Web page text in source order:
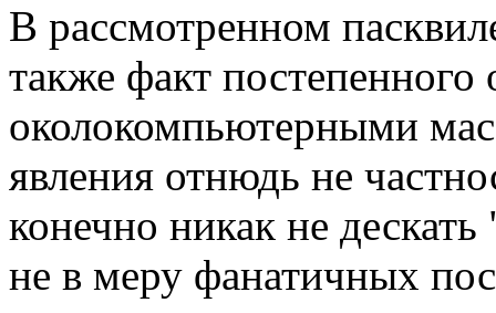
В рассмотренном
также факт постепенного
околокомпьютерными
явления отнюдь не
конечно никак не
не в меру фанатичных